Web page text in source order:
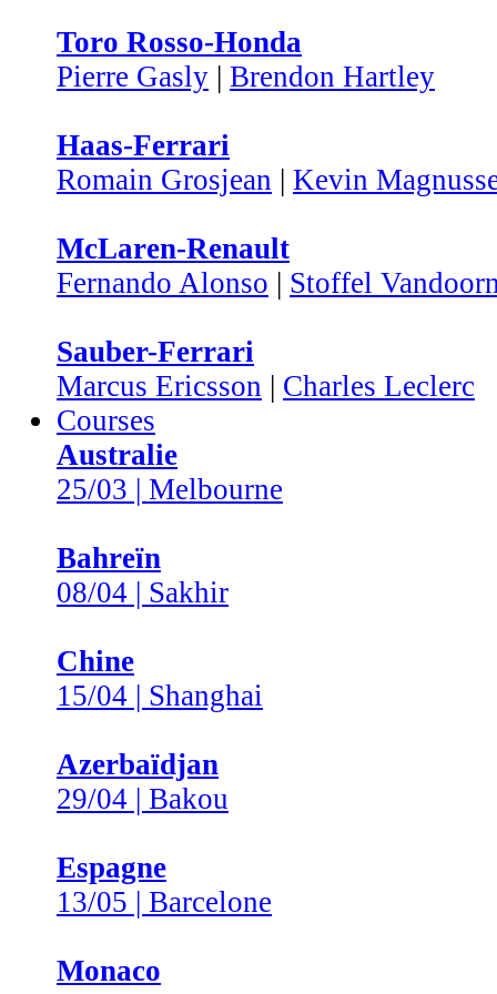
Toro Rosso-Honda
Pierre Gasly | Brendon Hartley
Haas-Ferrari
Romain Grosjean | Kevin
McLaren-Renault
Fernando Alonso | Stoffel
Sauber-Ferrari
Marcus Ericsson | Charles Leclerc
Courses
Australie
25/03 | Melbourne
Bahreïn
08/04 | Sakhir
Chine
15/04 | Shanghai
Azerbaïdjan
29/04 | Bakou
Espagne
13/05 | Barcelone
Monaco